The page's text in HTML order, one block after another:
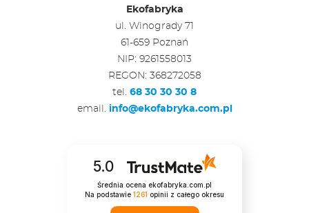
Ekofabryka
ul. Winogrady 71
61-659 Poznań
NIP: 9261558013
REGON: 368272058
tel. 68 30 30 30 8
email. info@ekofabryka.com.pl
5.0
Średnia ocena ekofabryka.com.pl
Na podstawie 1261 opinii z całego okresu